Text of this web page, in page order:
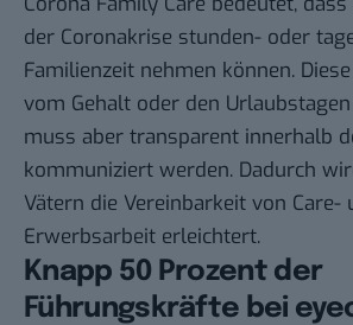
der Coronakrise stunden- oder
Familienzeit nehmen können.
vom Gehalt oder den
muss aber transparent innerhalb
kommuniziert werden. Dadurch
Vätern die Vereinbarkeit von Care-
Erwerbsarbeit erleichtert.
Knapp 50 Prozent der
Führungskräfte bei